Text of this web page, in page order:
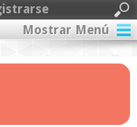
Mostrar Menú